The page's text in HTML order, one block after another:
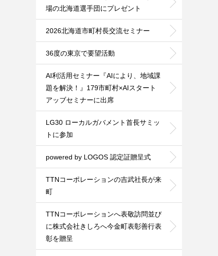
場の北海道選手団にプレゼント
2026北海道市町村長交流セミナー
36度の東京で要望活動
AI利活用セミナー『AIにより、地域課
題を解決！』179市町村×AIスタート
アッブセミナーに出席
LG30 ローカルガバメント首長サミッ
トに参加
powered by LOGOS 認定証贈呈式
TTNコーポレーションの吉武社長が来
町
TTNコーポレーションへ表敬訪問並び
に株式会社きしろへ今金町表彰善行表
彰を贈呈